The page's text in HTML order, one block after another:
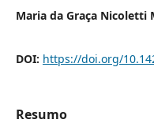
Maria da Graça Nicoletti
DOI: https://doi.org/
Resumo